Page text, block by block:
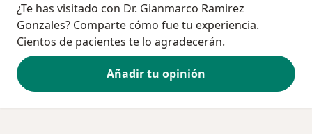
¿Te has visitado con Dr. Gianmarco Ramirez
Gonzales? Comparte cómo fue tu experiencia.
Cientos de pacientes te lo agradecerán.
Añadir tu opinión